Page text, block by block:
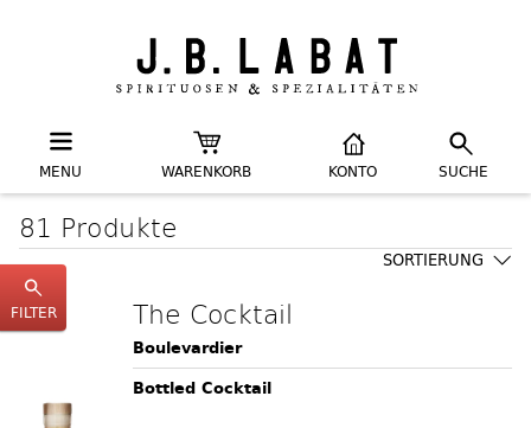
MENU WARENKORB KONTO SUCHE
FILTER
81 Produkte
SORTIERUNG
The Cocktail
Boulevardier
Bottled Cocktail